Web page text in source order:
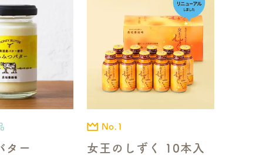
ター
No.1
女王のしずく 10本入